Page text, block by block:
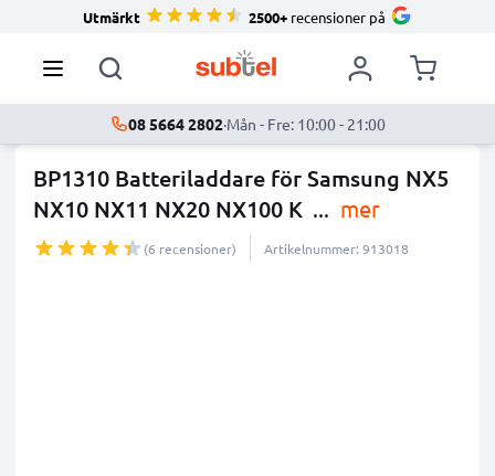
Utmärkt 2500+ recensioner på
08 5664 2802·Mån - Fre: 10:00 - 21:00
BP1310 Batteriladdare för Samsung NX5
NX10 NX11 NX20 NX100 K ... mer
(6 recensioner) Artikelnummer: 913018